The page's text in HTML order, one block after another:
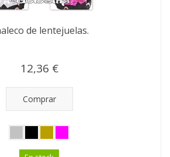
de lentejuelas.
12,36 €
Comprar